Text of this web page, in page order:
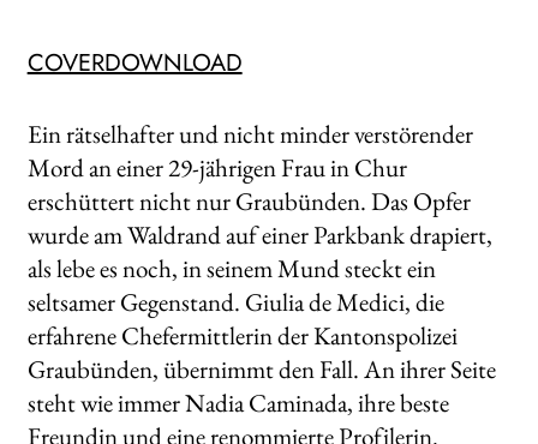
COVERDOWNLOAD
Ein rätselhafter und nicht minder verstörender
Mord an einer 29-jährigen Frau in Chur
erschüttert nicht nur Graubünden. Das Opfer
wurde am Waldrand auf einer Parkbank drapiert,
als lebe es noch, in seinem Mund steckt ein
seltsamer Gegenstand. Giulia de Medici, die
erfahrene Chefermittlerin der Kantonspolizei
Graubünden, übernimmt den Fall. An ihrer Seite
steht wie immer Nadia Caminada, ihre beste
Freundin und eine renommierte Profilerin.